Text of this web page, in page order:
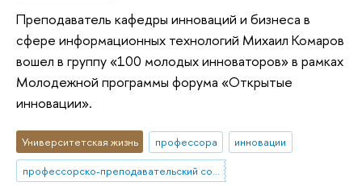
Преподаватель кафедры инноваций и бизнеса в
сфере информационных технологий Михаил Комаров
вошел в группу «100 молодых инноваторов» в рамках
Молодежной программы форума «Открытые
инновации».
Университетская жизнь профессора
инновации
профессорско-преподавательский состав